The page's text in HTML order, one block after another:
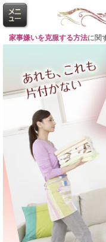
家事嫌いを克服する方法に関